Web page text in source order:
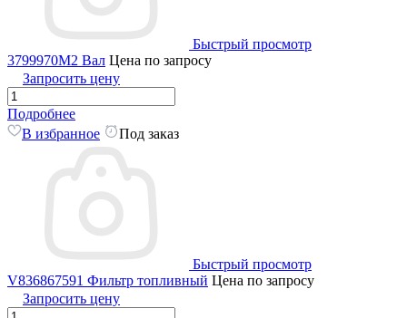
Быстрый просмотр
3799970M2 Вал Цена по запросу
Запросить цену
Подробнее
В избранное
Под заказ
Быстрый просмотр
V836867591 Фильтр топливный Цена по запросу
Запросить цену